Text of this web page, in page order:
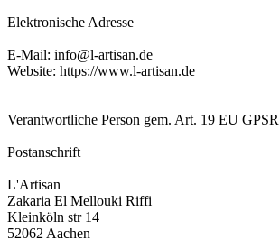
Elektronische Adresse
E-Mail: info@l-artisan.de
Website: https://www.l-artisan.de
Verantwortliche Person gem. Art. 19 EU GPSR
Postanschrift
L'Artisan
Zakaria El Mellouki Riffi
Kleinköln str 14
52062 Aachen